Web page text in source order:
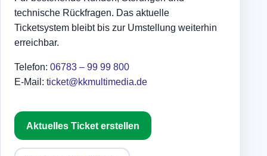
technische Rückfragen. Das aktuelle
Ticketsystem bleibt bis zur Umstellung weiterhin
erreichbar.
Telefon:06783 – 99 99 800
E-Mail:ticket@kkmultimedia.de
Aktuelles Ticket erstellen